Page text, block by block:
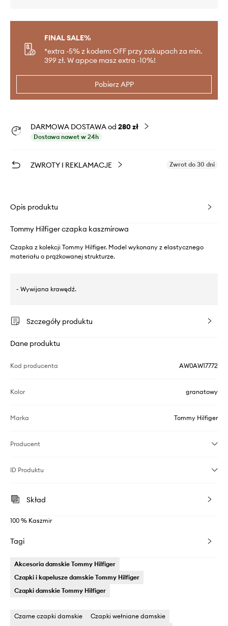
FINAL SALE%
*extra -5% z kodem: OFF przy zakupach za min.
399 zł. W appce masz extra -10%!
Pobierz APP
DARMOWA DOSTAWA od 280 zł
Dostawa nawet w 24h
ZWROTY I REKLAMACJE Zwrot do 30 dni
Opis produktu
Tommy Hilfiger czapka kaszmirowa
Czapka z kolekcji Tommy Hilfiger. Model wykonany z elastycznego
materiału o prążkowanej strukturze.
- Wywijana krawędź.
Szczegóły produktu
Dane produktu
Kod producenta AW0AW17772
Kolor granatowy
Marka Tommy Hilfiger
Producent
ID Produktu
Skład
100 % Kaszmir
Tagi
Akcesoria damskie Tommy Hilfiger
Czapki i kapelusze damskie Tommy Hilfiger
Czapki damskie Tommy Hilfiger
Czarne czapki damskie
Czapki wełniane damskie